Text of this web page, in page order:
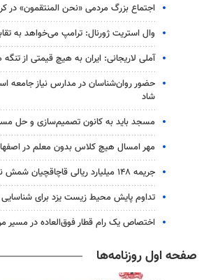
اجتماع بزرگ مردمی «نحن المنتقمون» در
وال‌ استریت ژورنال: ترامپ می‌خواهد به
آملی‌ لاریجانی: ایران به هیچ قیمتی از
حضور روان‌شناسان در مدارس نیاز جامعه
شاد
مسجد باید به کانون تصمیم‌سازی و حل
مهر امسال هیچ کلاس بدون معلم در
جریمه ۱۴۸ میلیارد ریالی قاچاقچیان شمش نقره در شبستر
تداوم پایش‌ محیط زیست یزد برای
اختصاص یک رام قطار فوق‌العاده در مسیر
صفحه اول روزنامه‌ها